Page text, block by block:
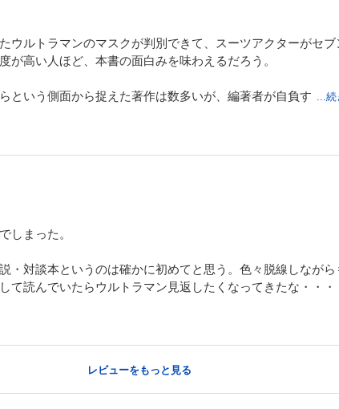
ウルトラマンのマスクが判別できて、スーツアクターがセ
高い人ほど、本書の面白みを味わえるだろう。
という側面から捉えた著作は数多いが、編著者が自負す ...続
しまった。
・対談本というのは確かに初めてと思う。色々脱線しなが
て読んでいたらウルトラマン見返したくなってきたな・・・
レビューをもっと見る